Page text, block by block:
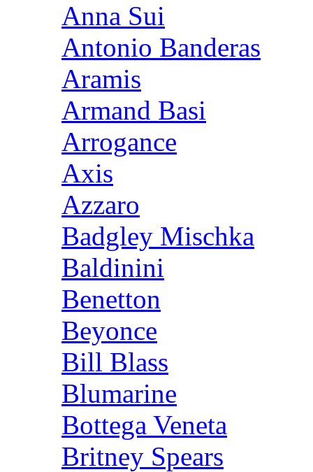
Anna Sui
Antonio Banderas
Aramis
Armand Basi
Arrogance
Axis
Azzaro
Badgley Mischka
Baldinini
Benetton
Beyonce
Bill Blass
Blumarine
Bottega Veneta
Britney Spears